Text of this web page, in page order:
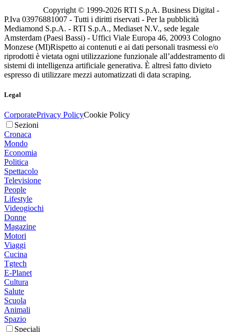
Copyright © 1999-2026 RTI S.p.A. Business Digital -
P.Iva 03976881007 - Tutti i diritti riservati - Per la pubblicità
Mediamond S.p.A. - RTI S.p.A., Mediaset N.V., sede legale
Amsterdam (Paesi Bassi) - Uffici Viale Europa 46, 20093 Cologno
Monzese (MI)Rispetto ai contenuti e ai dati personali trasmessi e/o
riprodotti è vietata ogni utilizzazione funzionale all’addestramento di
sistemi di intelligenza artificiale generativa. È altresì fatto divieto
espresso di utilizzare mezzi automatizzati di data scraping.
Legal
CorporatePrivacy PolicyCookie Policy
Sezioni
Cronaca
Mondo
Economia
Politica
Spettacolo
Televisione
People
Lifestyle
Videogiochi
Donne
Magazine
Motori
Viaggi
Cucina
Tgtech
E-Planet
Cultura
Salute
Scuola
Animali
Spazio
Speciali